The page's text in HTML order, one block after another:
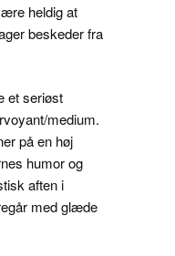
heldig at
beskeder fra
et seriøst
medium.
på en høj
humor og
aften i
med glæde